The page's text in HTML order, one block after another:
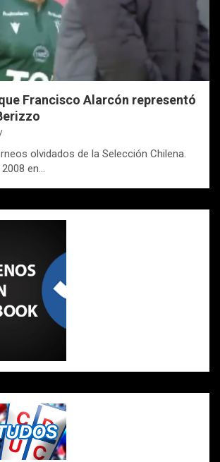
Francisco Alarcón representó
olvidados de la Selección Chilena.
en…